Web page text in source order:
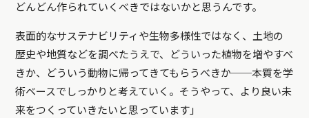
どんどん作られていくべきではないかと思うんです。
表面的なサステナビリティや生物多様性ではなく、土地の
歴史や地質などを調べたうえで、どういった植物を増やすべ
きか、どういう動物に帰ってきてもらうべきか──本質を学
術ベースでしっかりと考えていく。そうやって、より良い未
来をつくっていきたいと思っています」